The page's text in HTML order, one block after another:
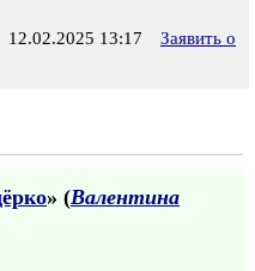
12.02.2025 13:17
Заявить о
» (Валентина